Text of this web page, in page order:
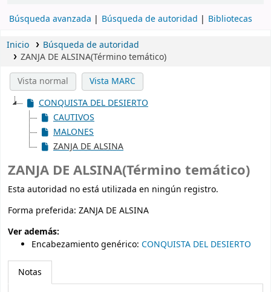
Búsqueda avanzada Búsqueda de autoridad Bibliotecas
Inicio
Búsqueda de autoridad
ZANJA DE ALSINA(Término temático)
Vista normal
Vista MARC
CONQUISTA DEL DESIERTO
CAUTIVOS
MALONES
ZANJA DE ALSINA
ZANJA DE ALSINA(Término temático)
Esta autoridad no está utilizada en ningún registro.
Forma preferida: ZANJA DE ALSINA
Ver además:
Encabezamiento genérico: CONQUISTA DEL DESIERTO
Notas